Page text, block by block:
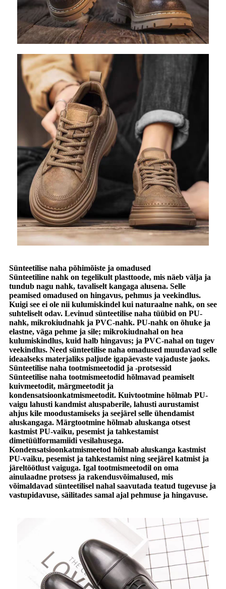
Sünteetilise naha põhimõiste ja omadused
Sünteetiline nahk on tegelikult plasttoode, mis näeb välja ja
tundub nagu nahk, tavaliselt kangaga alusena. Selle
peamised omadused on hingavus, pehmus ja veekindlus.
Kuigi see ei ole nii kulumiskindel kui naturaalne nahk, on see
suhteliselt odav. Levinud sünteetilise naha tüübid on PU-
nahk, mikrokiudnahk ja PVC-nahk. PU-nahk on õhuke ja
elastne, väga pehme ja sile; mikrokiudnahal on hea
kulumiskindlus, kuid halb hingavus; ja PVC-nahal on tugev
veekindlus. Need sünteetilise naha omadused muudavad selle
ideaalseks materjaliks paljude igapäevaste vajaduste jaoks.
Sünteetilise naha tootmismeetodid ja -protsessid
Sünteetilise naha tootmismeetodid hõlmavad peamiselt
kuivmeetodit, märgmeetodit ja
kondensatsioonkatmismeetodit. Kuivtootmine hõlmab PU-
vaigu lahusti kandmist aluspaberile, lahusti aurustamist
ahjus kile moodustamiseks ja seejärel selle ühendamist
aluskangaga. Märgtootmine hõlmab aluskanga otsest
kastmist PU-vaiku, pesemist ja tahkestamist
dimetüülformamiidi vesilahusega.
Kondensatsioonkatmismeetod hõlmab aluskanga kastmist
PU-vaiku, pesemist ja tahkestamist ning seejärel katmist ja
järeltöötlust vaiguga. Igal tootmismeetodil on oma
ainulaadne protsess ja rakendusvõimalused, mis
võimaldavad sünteetilisel nahal saavutada teatud tugevuse ja
vastupidavuse, säilitades samal ajal pehmuse ja hingavuse.